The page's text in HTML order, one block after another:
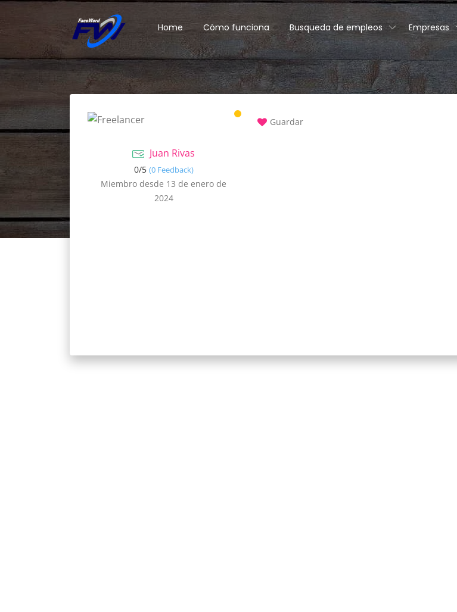
Home Cómo funciona Busqueda de empleos Empresas
Juan Rivas
0/5 (0 Feedback)
Miembro desde 13 de enero de
2024
Guardar